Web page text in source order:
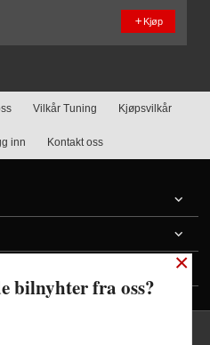
Kjøp
Vilkår Tuning Kjøpsvilkår
inn Kontakt oss
×
bilnyhter fra oss?